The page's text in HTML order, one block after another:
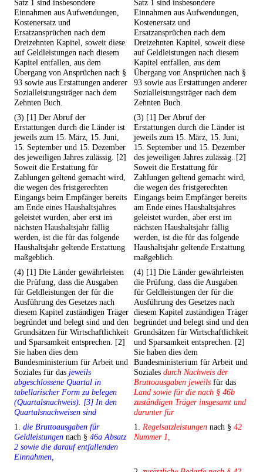
Satz 1 sind insbesondere
Einnahmen aus Aufwendungen,
Kostenersatz und
Ersatzansprüchen nach dem
Dreizehnten Kapitel, soweit diese
auf Geldleistungen nach diesem
Kapitel entfallen, aus dem
Übergang von Ansprüchen nach §
93 sowie aus Erstattungen anderer
Sozialleistungsträger nach dem
Zehnten Buch.
Satz 1 sind insbesondere
Einnahmen aus Aufwendungen,
Kostenersatz und
Ersatzansprüchen nach dem
Dreizehnten Kapitel, soweit diese
auf Geldleistungen nach diesem
Kapitel entfallen, aus dem
Übergang von Ansprüchen nach §
93 sowie aus Erstattungen anderer
Sozialleistungsträger nach dem
Zehnten Buch.
(3) [1] Der Abruf der
Erstattungen durch die Länder ist
jeweils zum 15. März, 15. Juni,
15. September und 15. Dezember
des jeweiligen Jahres zulässig. [2]
Soweit die Erstattung für
Zahlungen geltend gemacht wird,
die wegen des fristgerechten
Eingangs beim Empfänger bereits
am Ende eines Haushaltsjahres
geleistet wurden, aber erst im
nächsten Haushaltsjahr fällig
werden, ist die für das folgende
Haushaltsjahr geltende Erstattung
maßgeblich.
(3) [1] Der Abruf der
Erstattungen durch die Länder ist
jeweils zum 15. März, 15. Juni,
15. September und 15. Dezember
des jeweiligen Jahres zulässig. [2]
Soweit die Erstattung für
Zahlungen geltend gemacht wird,
die wegen des fristgerechten
Eingangs beim Empfänger bereits
am Ende eines Haushaltsjahres
geleistet wurden, aber erst im
nächsten Haushaltsjahr fällig
werden, ist die für das folgende
Haushaltsjahr geltende Erstattung
maßgeblich.
(4) [1] Die Länder gewährleisten
die Prüfung, dass die Ausgaben
für Geldleistungen der für die
Ausführung des Gesetzes nach
diesem Kapitel zuständigen Träger
begründet und belegt sind und den
Grundsätzen für Wirtschaftlichkeit
und Sparsamkeit entsprechen. [2]
Sie haben dies dem
Bundesministerium für Arbeit und
Soziales für das jeweils
abgeschlossene Quartal in
tabellarischer Form zu belegen
(Quartalsnachweis). [3] In den
Quartalsnachweisen sind
(4) [1] Die Länder gewährleisten
die Prüfung, dass die Ausgaben
für Geldleistungen der für die
Ausführung des Gesetzes nach
diesem Kapitel zuständigen Träger
begründet und belegt sind und den
Grundsätzen für Wirtschaftlichkeit
und Sparsamkeit entsprechen. [2]
Sie haben dies dem
Bundesministerium für Arbeit und
Soziales durch Nachweis der
Bruttoausgaben jeweils für das
Land sowie für die nach § 46b
zuständigen Träger insgesamt und
darunter für
1. die Bruttoausgaben für
Geldleistungen nach § 46a Absatz
2 sowie die darauf entfallenden
Einnahmen,
1. Regelsatzleistungen nach § 42
Nummer 1,